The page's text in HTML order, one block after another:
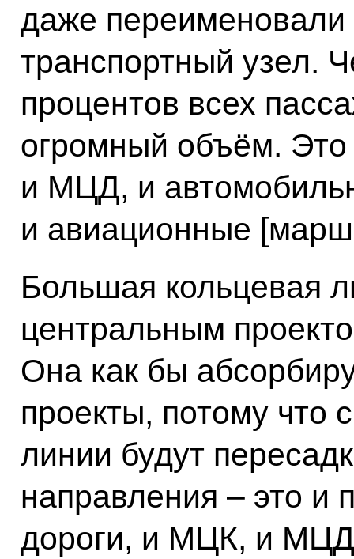
даже
транспортный узел.
процентов всех
огромный объём.
и МЦД, и
и авиационные
Большая кольцевая
центральным
Она как бы
проекты, потому что
линии будут
направления – это и
дороги, и МЦК, и